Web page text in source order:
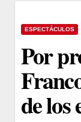
ESPECTÁCULOS
Por
de los